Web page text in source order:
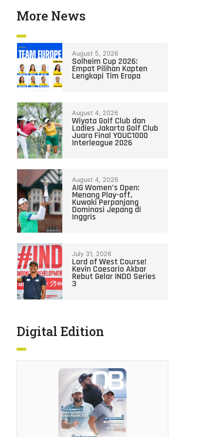
More News
August 5, 2026
Solheim Cup 2026:
Empat Pilihan Kapten
Lengkapi Tim Eropa
August 4, 2026
Wiyata Golf Club dan
Ladies Jakarta Golf Club
Juara Final YOUC1000
Interleague 2026
August 4, 2026
AIG Women’s Open:
Menang Play-off,
Kuwaki Perpanjang
Dominasi Jepang di
Inggris
July 31, 2026
Lord of West Course!
Kevin Caesario Akbar
Rebut Gelar INDO Series
3
Digital Edition